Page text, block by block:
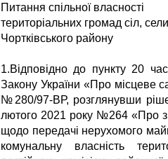
Питання спільної власності
територіальних громад сіл,
Чортківського району
1.Відповідно до пункту 20
Закону України «Про місцеве
№280/97-ВР, розглянувши
лютого 2021 року №264 «Про
щодо передачі нерухомого
комунальну власність